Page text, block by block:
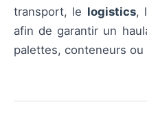
transport, le logistics,
afin de garantir un
palettes, conteneurs